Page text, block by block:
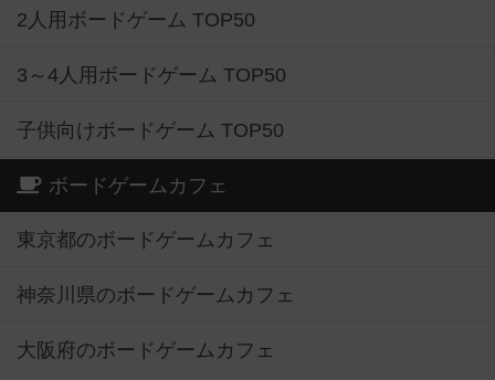
2人用ボードゲーム TOP50
3～4人用ボードゲーム TOP50
子供向けボードゲーム TOP50
ボードゲームカフェ
東京都のボードゲームカフェ
神奈川県のボードゲームカフェ
大阪府のボードゲームカフェ